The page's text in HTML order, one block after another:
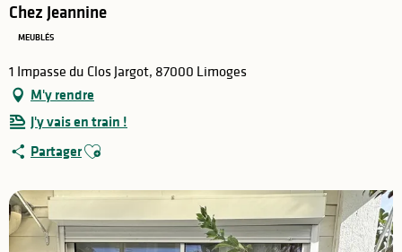
Chez Jeannine
MEUBLÉS
1 Impasse du Clos Jargot, 87000 Limoges
M'y rendre
J'y vais en train !
PartagerAjouter aux favoris